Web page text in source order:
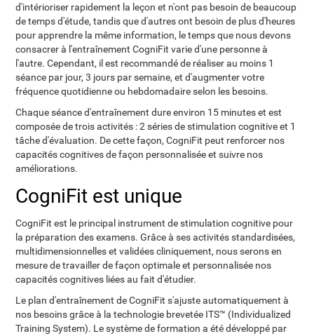
d'intérioriser rapidement la leçon et n'ont pas besoin de beaucoup
de temps d'étude, tandis que d'autres ont besoin de plus d'heures
pour apprendre la même information, le temps que nous devons
consacrer à l'entraînement CogniFit varie d'une personne à
l'autre. Cependant, il est recommandé de réaliser au moins 1
séance par jour, 3 jours par semaine, et d'augmenter votre
fréquence quotidienne ou hebdomadaire selon les besoins.
Chaque séance d'entraînement dure environ 15 minutes et est
composée de trois activités : 2 séries de stimulation cognitive et 1
tâche d'évaluation. De cette façon, CogniFit peut renforcer nos
capacités cognitives de façon personnalisée et suivre nos
améliorations.
CogniFit est unique
CogniFit est le principal instrument de stimulation cognitive pour
la préparation des examens. Grâce à ses activités standardisées,
multidimensionnelles et validées cliniquement, nous serons en
mesure de travailler de façon optimale et personnalisée nos
capacités cognitives liées au fait d'étudier.
Le plan d'entraînement de CogniFit s'ajuste automatiquement à
nos besoins grâce à la technologie brevetée ITS™ (Individualized
Training System). Le système de formation a été développé par